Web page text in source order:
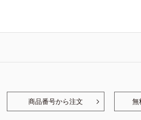
商品番号から注文 無